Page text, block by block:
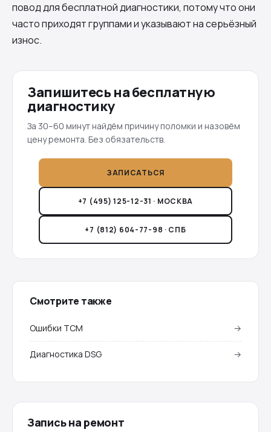
повод для бесплатной диагностики, потому что они
часто приходят группами и указывают на серьёзный
износ.
Запишитесь на бесплатную
диагностику
За 30–60 минут найдём причину поломки и назовём
цену ремонта. Без обязательств.
ЗАПИСАТЬСЯ
+7 (495) 125-12-31 · МОСКВА
+7 (812) 604-77-98 · СПБ
Смотрите также
Ошибки TCM →
Диагностика DSG →
Запись на ремонт